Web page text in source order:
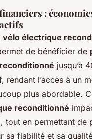
:
vélo électrique
de bénéficier de
jusqu’à
rendant l’accès à un
plus abordable.
reconditionné
tout en permettant de
sa fiabilité et sa